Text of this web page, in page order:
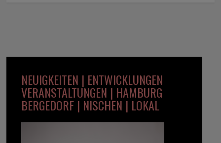
NEUIGKEITEN | ENTWICKLUNGEN
VERANSTALTUNGEN | HAMBURG
BERGEDORF | NISCHEN | LOKAL